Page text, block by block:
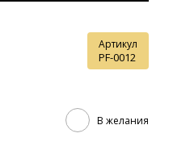
Артикул
PF-0012
В желания